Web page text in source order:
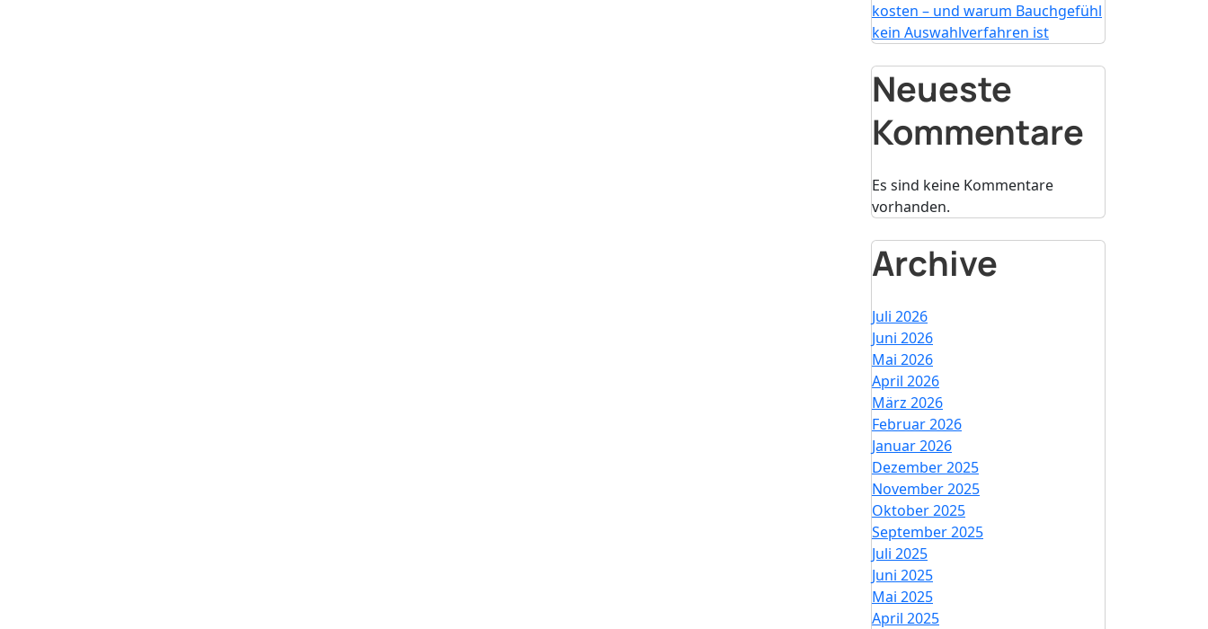
kosten – und warum Bauchgefühl
kein Auswahlverfahren ist
Neueste
Kommentare
Es sind keine Kommentare
vorhanden.
Archive
Juli 2026
Juni 2026
Mai 2026
April 2026
März 2026
Februar 2026
Januar 2026
Dezember 2025
November 2025
Oktober 2025
September 2025
Juli 2025
Juni 2025
Mai 2025
April 2025